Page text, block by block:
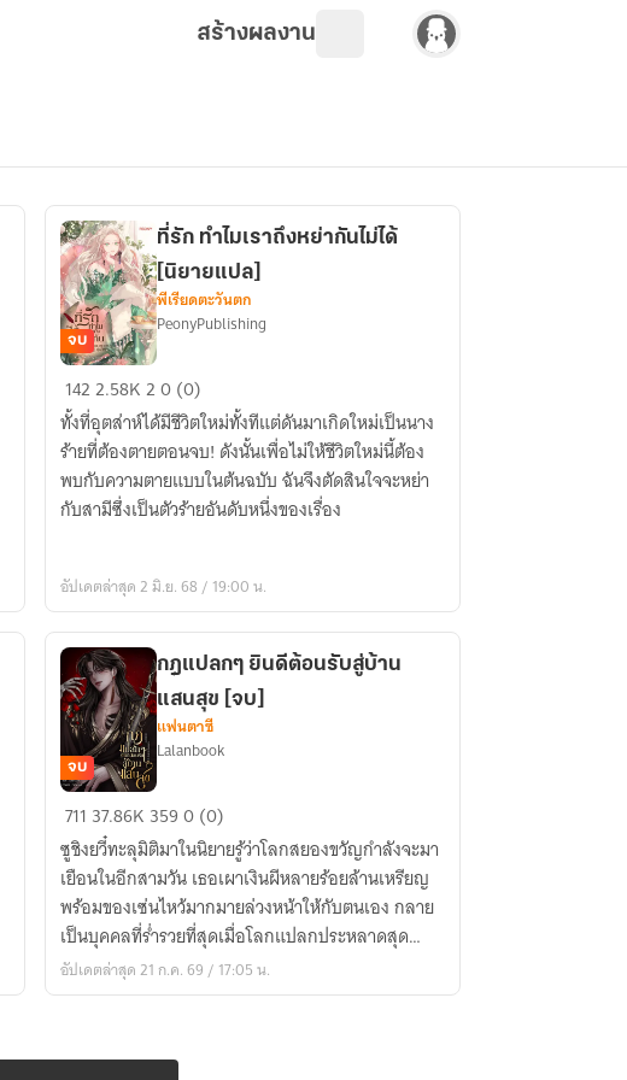
สร้างผลงาน
ที่รัก
ทำไม
เรา
ถึง
หย่า
กัน
ได้
[นิยาย
แปล]
จบ
ที่รัก ทำไมเราถึงหย่ากันไม่ได้
[นิยายแปล]
พีเรียดตะวันตก
PeonyPublishing
1422.58K20 (0)
ทั้งที่อุตส่าห์ได้มีชีวิตใหม่ทั้งทีแต่ดันมาเกิดใหม่เป็นนาง
ร้ายที่ต้องตายตอนจบ! ดังนั้นเพื่อไม่ให้ชีวิตใหม่นี้ต้อง
พบกับความตายแบบในต้นฉบับ ฉันจึงตัดสินใจจะหย่า
กับสามีซึ่งเป็นตัวร้ายอันดับหนึ่งของเรื่อง
อัปเดตล่าสุด 2 มิ.ย. 68 / 19:00 น.
กฎ
แปลกๆ
ยินดี
ต้อนรับ
สู่
บ้าน
แสนสุข
จบ
กฎแปลกๆ ยินดีต้อนรับสู่บ้าน
แสนสุข [จบ]
แฟนตาซี
Lalanbook
711 37.86K 3590 (0)
ซูชิงยวี๋ทะลุมิติมาในนิยายรู้ว่าโลกสยองขวัญกำลังจะมา
เยือนในอีกสามวัน เธอเผาเงินผีหลายร้อยล้านเหรียญ
พร้อมของเซ่นไหว้มากมายล่วงหน้าให้กับตนเอง กลาย
เป็นบุคคลที่ร่ำรวยที่สุดเมื่อโลกแปลกประหลาดสุด
สยองมาถึง
อัปเดตล่าสุด 21 ก.ค. 69 / 17:05 น.